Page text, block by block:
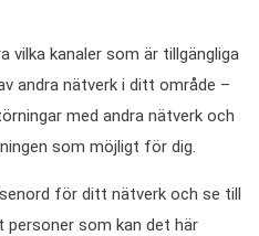
vilka kanaler som är tillgängliga
andra nätverk i ditt område –
med andra nätverk och
som möjligt för dig.
för ditt nätverk och se till
som kan det här